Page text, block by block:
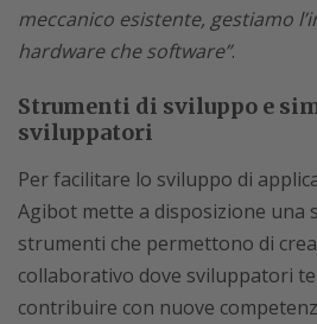
meccanico esistente, gestiamo
hardware che software”.
Strumenti di sviluppo e
sviluppatori
Per facilitare lo sviluppo di
Agibot mette a disposizione una
strumenti che permettono di
collaborativo dove sviluppatori
contribuire con nuove